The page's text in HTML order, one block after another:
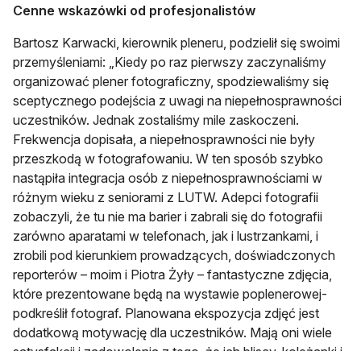
Cenne wskazówki od profesjonalistów
Bartosz Karwacki, kierownik pleneru, podzielił się swoimi
przemyśleniami: „Kiedy po raz pierwszy zaczynaliśmy
organizować plener fotograficzny, spodziewaliśmy się
sceptycznego podejścia z uwagi na niepełnosprawności
uczestników. Jednak zostaliśmy mile zaskoczeni.
Frekwencja dopisała, a niepełnosprawności nie były
przeszkodą w fotografowaniu. W ten sposób szybko
nastąpiła integracja osób z niepełnosprawnościami w
różnym wieku z seniorami z LUTW. Adepci fotografii
zobaczyli, że tu nie ma barier i zabrali się do fotografii
zarówno aparatami w telefonach, jak i lustrzankami, i
zrobili pod kierunkiem prowadzących, doświadczonych
reporterów – moim i Piotra Żyły – fantastyczne zdjęcia,
które prezentowane będą na wystawie poplenerowej-
podkreślił fotograf. Planowana ekspozycja zdjęć jest
dodatkową motywację dla uczestników. Mają oni wiele